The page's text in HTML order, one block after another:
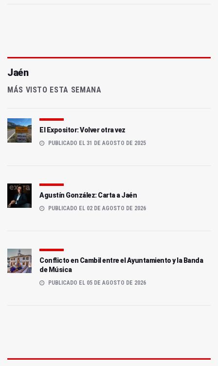
Jaén
MÁS VISTO ESTA SEMANA
El Expositor: Volver otra vez
PUBLICADO EL 31 DE AGOSTO DE 2025
Agustín González: Carta a Jaén
PUBLICADO EL 02 DE AGOSTO DE 2026
Conflicto en Cambil entre el Ayuntamiento y la Banda
de Música
PUBLICADO EL 05 DE AGOSTO DE 2026